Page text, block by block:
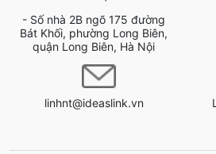
- Số nhà 2B ngõ 175 đường
Bát Khối, phường Long Biên,
quận Long Biên, Hà Nội
linhnt@ideaslink.vn